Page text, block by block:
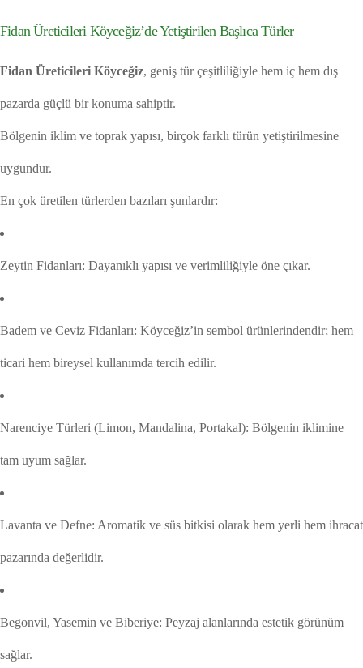
Fidan Üreticileri Köyceğiz’de Yetiştirilen Başlıca Türler
Fidan Üreticileri Köyceğiz, geniş tür çeşitliliğiyle hem iç hem dış
pazarda güçlü bir konuma sahiptir.
Bölgenin iklim ve toprak yapısı, birçok farklı türün yetiştirilmesine
uygundur.
En çok üretilen türlerden bazıları şunlardır:
Zeytin Fidanları: Dayanıklı yapısı ve verimliliğiyle öne çıkar.
Badem ve Ceviz Fidanları: Köyceğiz’in sembol ürünlerindendir; hem
ticari hem bireysel kullanımda tercih edilir.
Narenciye Türleri (Limon, Mandalina, Portakal): Bölgenin iklimine
tam uyum sağlar.
Lavanta ve Defne: Aromatik ve süs bitkisi olarak hem yerli hem ihracat
pazarında değerlidir.
Begonvil, Yasemin ve Biberiye: Peyzaj alanlarında estetik görünüm
sağlar.